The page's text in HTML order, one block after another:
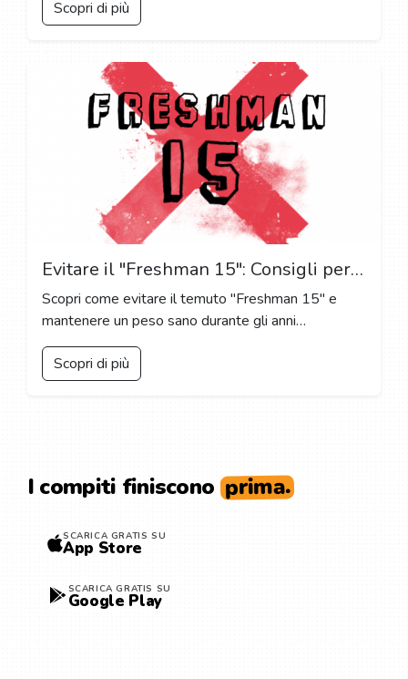
Scopri di più
Evitare il "Freshman 15": Consigli per Mantenere un Peso Salutare al College
Scopri come evitare il temuto "Freshman 15" e
mantenere un peso sano durante gli anni
universitari con consigli pratici e strategie efficaci.
Scopri di più
I compiti finiscono prima.
SCARICA GRATIS SU
App Store
SCARICA GRATIS SU
Google Play